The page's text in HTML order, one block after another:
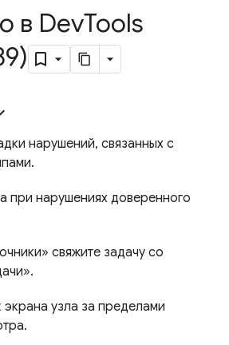
в DevTools
нарушений, связанных с
при нарушениях доверенного
свяжите задачу со
узла за пределами